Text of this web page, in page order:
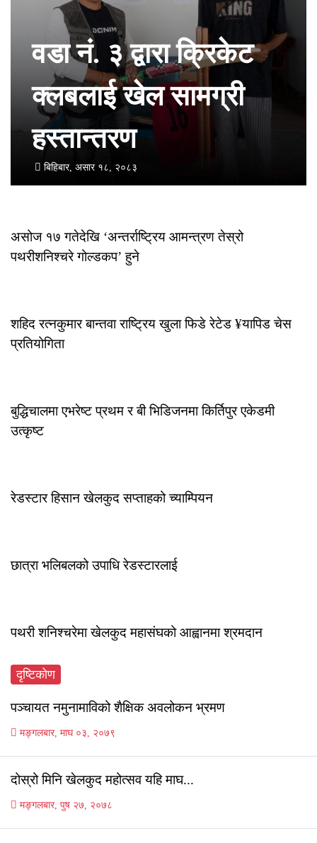
वडा नं. ३ द्वारा क्रिकेट
क्लबलाई खेल सामग्री
हस्तान्तरण
बिहिबार, असार १८, २०८३
असोज १७ गतेदेखि ‘अन्तर्राष्ट्रिय आमन्त्रण तेस्रो
पथरीशनिश्चरे गोल्डकप’ हुने
शहिद रत्नकुमार बान्तवा राष्ट्रिय खुला फिडे रेटेड ¥यापिड चेस
प्रतियोगिता
बुद्धिचालमा एभरेष्ट प्रथम र बी भिडिजनमा किर्तिपुर एकेडमी
उत्कृष्ट
रेडस्टार हिसान खेलकुद सप्ताहको च्याम्पियन
छात्रा भलिबलको उपाधि रेडस्टारलाई
पथरी शनिश्चरेमा खेलकुद महासंघको आह्वानमा श्रमदान
दृष्टिकोण
पञ्चायत नमुनामाविको शैक्षिक अवलोकन भ्रमण
मङ्गलबार, माघ ०३, २०७९
दोस्रो मिनि खेलकुद महोत्सव यहि माघ...
मङ्गलबार, पुष २७, २०७८